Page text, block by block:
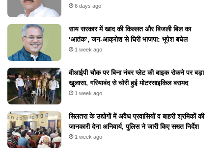
6 days ago
​साय सरकार में खाद की किल्लत और बिजली बिल का
‘आतंक’, जन-आक्रोश से घिरी भाजपा: भूपेश बघेल
1 week ago
वीआईपी चौक पर बिना नंबर प्लेट की बाइक रोकने पर बड़ा
खुलासा, गरियाबंद से चोरी हुई मोटरसाइकिल बरामद
1 week ago
सिलतरा के उद्योगों में अवैध प्रवासियों व बाहरी श्रमिकों की
जानकारी देना अनिवार्य, पुलिस ने जारी किए सख्त निर्देश
1 week ago